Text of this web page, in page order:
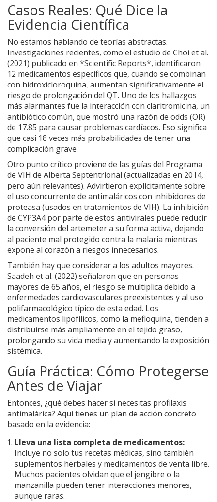
Casos Reales: Qué Dice la
Evidencia Científica
No estamos hablando de teorías abstractas.
Investigaciones recientes, como el estudio de Choi et al.
(2021) publicado en *Scientific Reports*, identificaron
12 medicamentos específicos que, cuando se combinan
con hidroxicloroquina, aumentan significativamente el
riesgo de prolongación del QT. Uno de los hallazgos
más alarmantes fue la interacción con claritromicina, un
antibiótico común, que mostró una razón de odds (OR)
de 17.85 para causar problemas cardíacos. Eso significa
que casi 18 veces más probabilidades de tener una
complicación grave.
Otro punto crítico proviene de las guías del Programa
de VIH de Alberta Septentrional (actualizadas en 2014,
pero aún relevantes). Advirtieron explícitamente sobre
el uso concurrente de antimaláricos con inhibidores de
proteasa (usados en tratamientos de VIH). La inhibición
de CYP3A4 por parte de estos antivirales puede reducir
la conversión del artemeter a su forma activa, dejando
al paciente mal protegido contra la malaria mientras
expone al corazón a riesgos innecesarios.
También hay que considerar a los adultos mayores.
Saadeh et al. (2022) señalaron que en personas
mayores de 65 años, el riesgo se multiplica debido a
enfermedades cardiovasculares preexistentes y al uso
polifarmacológico típico de esta edad. Los
medicamentos lipofílicos, como la mefloquina, tienden a
distribuirse más ampliamente en el tejido graso,
prolongando su vida media y aumentando la exposición
sistémica.
Guía Práctica: Cómo Protegerse
Antes de Viajar
Entonces, ¿qué debes hacer si necesitas profilaxis
antimalárica? Aquí tienes un plan de acción concreto
basado en la evidencia:
Lleva una lista completa de medicamentos:
Incluye no solo tus recetas médicas, sino también
suplementos herbales y medicamentos de venta libre.
Muchos pacientes olvidan que el jengibre o la
manzanilla pueden tener interacciones menores,
aunque raras.